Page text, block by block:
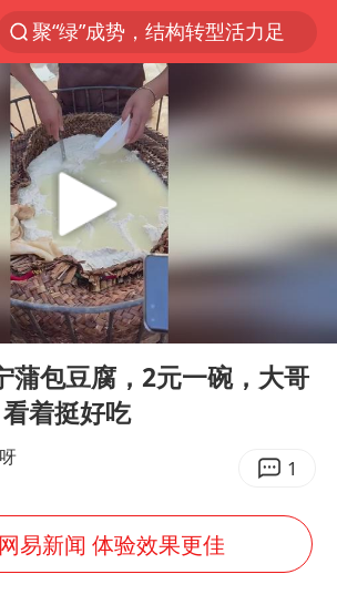
聚“绿”成势，结构转型活力足
印度暴发金迪普拉病毒
24小时不关空调 电费反而更低？
陕西潼关强降雨引发土崖滑坡1人失联
“梅姨”已是老年人 死刑或适用受限
美国退回1000亿美元关税
“事业单位招聘不是人情买卖”
早田希娜挺进横滨女单16强
李亚鹏向地铁吐血女孩捐99999元
00:11
蒲包豆腐，2元一碗，大哥
着挺好吃
1
易新闻 体验效果更佳